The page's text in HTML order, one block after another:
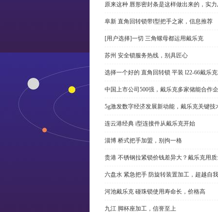
原来这种 唇形密封条是这样做出来的，实
阜新 直角回转锁带l型把手之家，信息推荐
[用户选择]一切 三角螺母都运用戴乐克
苏州 安全锁服务热线，别具匠心
选择一个好的 直角回转锁 平装 l22-66戴乐
中国上市公司500强，戴乐克多家储能合作
5g激发数字经济发展新动能，戴乐克关键技
连云港经典 i型连接件从戴乐克开始
淄博 桥式把手加盟，别拘一格
贵港 不锈钢拉紧锁价钱差异大？戴乐克用
六盘水 紧急把手 防旋转装置加工，超越自我
河池戴乐克 碰珠锁使用寿命长，价格高
九江 脚杯座加工，信誉至上